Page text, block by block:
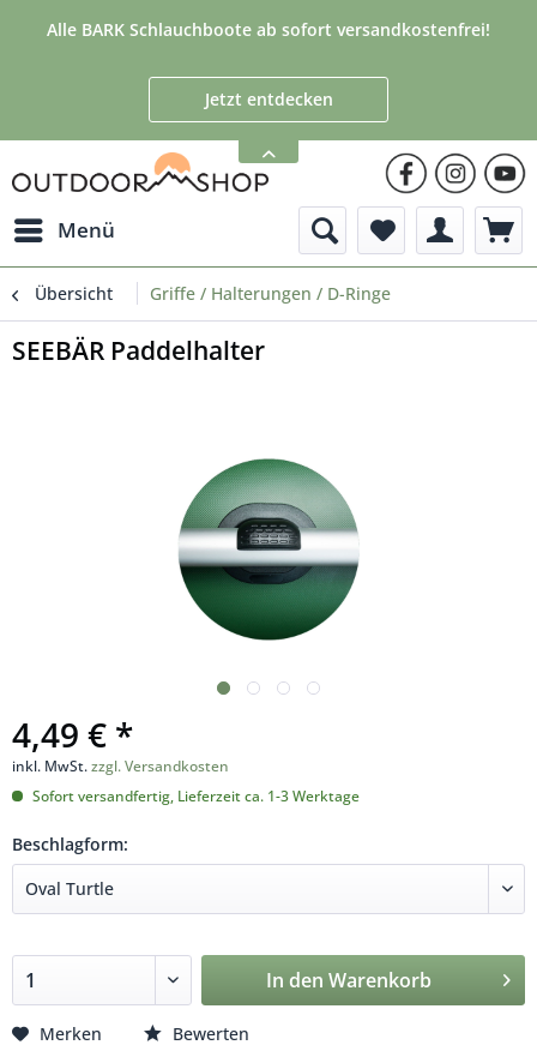
Alle BARK Schlauchboote ab sofort versandkostenfrei!
Jetzt entdecken
Menü
Übersicht Griffe / Halterungen / D-Ringe
SEEBÄR Paddelhalter
4,49 € *
inkl. MwSt.zzgl. Versandkosten
Sofort versandfertig, Lieferzeit ca. 1-3 Werktage
Beschlagform:
In den Warenkorb
Merken Bewerten